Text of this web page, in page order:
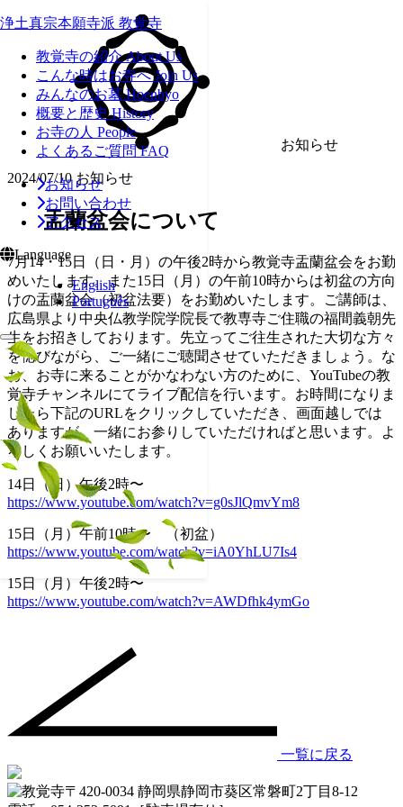
浄土真宗本願寺派 教覚寺
教覚寺の紹介 About Us
こんな時はお寺へ Join Us
みんなのお墓 Hoenbyo
概要と歴史 History
お寺の人 People
よくあるご質問 FAQ
お知らせ
お問い合わせ
アクセス
Language
English
Português
お知らせ
2024/07/10 お知らせ
盂蘭盆会について
7月14・15日（日・月）の午後2時から教覚寺盂蘭盆会をお勤
めいたします。また15日（月）の午前10時からは初盆の方向
けの盂蘭盆会（初盆法要）をお勤めいたします。ご講師は、
広島県より中央仏教学院学院長で教専寺ご住職の福間義朝先
生をお招きしております。先立ってご往生された大切な方々
を偲びながら、ご一緒にご聴聞させていただきましょう。な
お、お寺に来ることがかなわない方のために、YouTubeの教
覚寺チャンネルにてライブ配信を行います。お時間になりま
したら下記のURLをクリックしていただき、画面越しでは
ありますが、一緒にお参りしていただければと思います。よ
ろしくお願いいたします。
14日（日）午後2時〜
https://www.youtube.com/watch?v=g0sJlQmvYm8
15日（月）午前10時〜 （初盆）
https://www.youtube.com/watch?v=iA0YhLU7Is4
15日（月）午後2時〜
https://www.youtube.com/watch?v=AWDfhk4ymGo
一覧に戻る
〒420-0034 静岡県静岡市葵区常磐町2丁目8-12